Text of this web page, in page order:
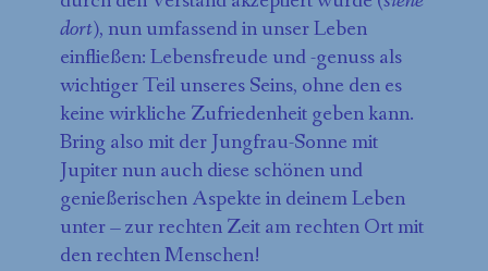
dort), nun umfassend in unser Leben
einfließen: Lebensfreude und -genuss als
wichtiger Teil unseres Seins, ohne den es
keine wirkliche Zufriedenheit geben kann.
Bring also mit der Jungfrau-Sonne mit
Jupiter nun auch diese schönen und
genießerischen Aspekte in deinem Leben
unter – zur rechten Zeit am rechten Ort mit
den rechten Menschen!